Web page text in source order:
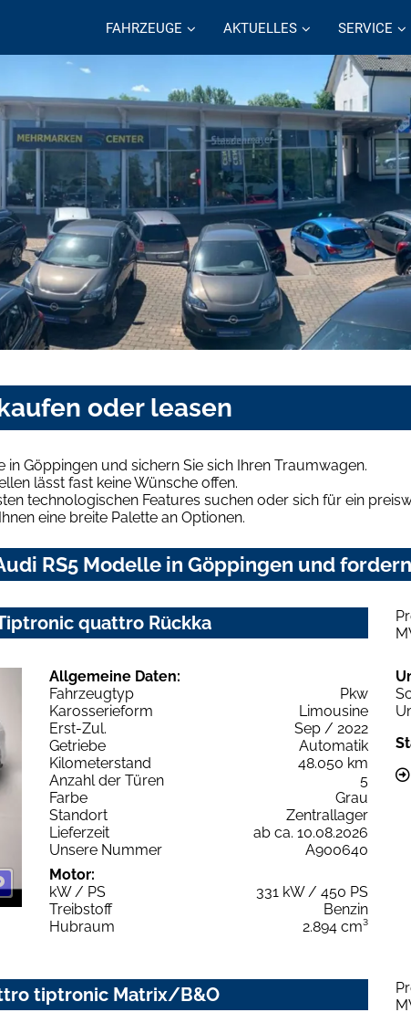
FAHRZEUGE AKTUELLES SERVICE
oder leasen
Göppingen und sichern Sie sich Ihren Traumwagen.
lässt fast keine Wünsche offen.
technologischen Features suchen oder sich für ein
eine breite Palette an Optionen.
RS5 Modelle in Göppingen und
quattro Rückka
Allgemeine Daten:
Fahrzeugtyp
Pkw
Karosserieform
Limousine
Erst-Zul.
Sep / 2022
Getriebe
Automatik
Kilometerstand
48.050 km
Anzahl der Türen
5
Farbe
Grau
Standort
Zentrallager
Lieferzeit
ab ca. 10.08.2026
Unsere Nummer
A900640
Motor:
kW / PS
331 kW / 450 PS
Treibstoff
Benzin
Hubraum
2.894 cm³
tiptronic Matrix/B&O